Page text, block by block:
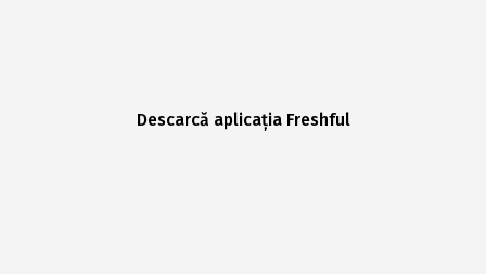
Descarcă aplicația Freshful